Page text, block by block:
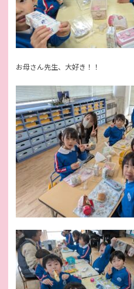
お母さん先生、大好き！！